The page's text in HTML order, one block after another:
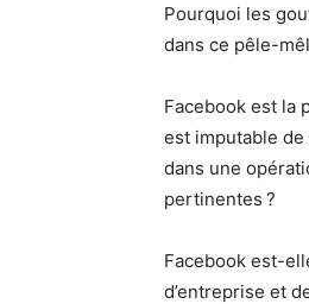
Pourquoi les
dans ce pêle-
Facebook est la
est imputable
dans une
pertinentes ?
Facebook est-
d’entreprise et